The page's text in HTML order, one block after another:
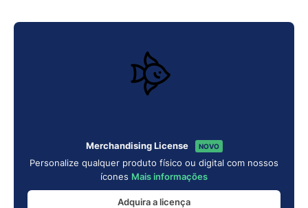
Merchandising License NOVO
Personalize qualquer produto físico ou digital com nossos
ícones Mais informações
Adquira a licença